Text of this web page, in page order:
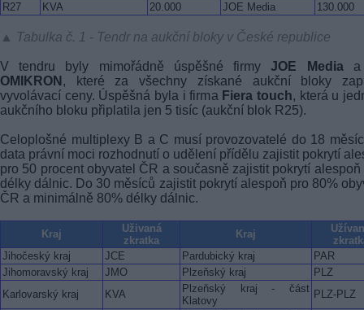
R27
KVA 20.000 JOE Media 130.000
▲ Tabulka č. 1 - Tendr na aukční bloky v České republice
V tendru byly mimořádně úspěšné firmyJOE Media
OMIKRON , které za všechny získané aukční bloky
vyvolávací ceny. Úspěšná byla i firma Fiera touch, která u
aukčního bloku připlatila jen 5 tisíc (aukční blok R25).
Celoplošné multiplexy B a C musí provozovatelé do 18
data právní moci rozhodnutí o udělení přídělu zajistit pokrytí
pro 50 procent obyvatel ČR a současně zajistit pokrytí alespoň
délky dálnic. Do 30 měsíců zajistit pokrytí alespoň pro 80%
ČR a minimálně 80% délky dálnic.
Kraj
Uživaná
zkratka
Kraj
Jihočeský kraj
JCE Pardubický kraj
PAR
Jihomoravský kraj
JMO Plzeňský kraj
PLZ
Karlovarský kraj
KVA
Plzeňský kraj - část
Klatovy
PLZ-PLZ